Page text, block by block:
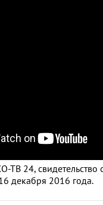
ТВ 24, свидетельство
декабря 2016 года.